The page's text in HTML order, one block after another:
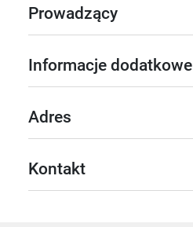
Prowadzący
Informacje dodatkowe
Adres
Kontakt